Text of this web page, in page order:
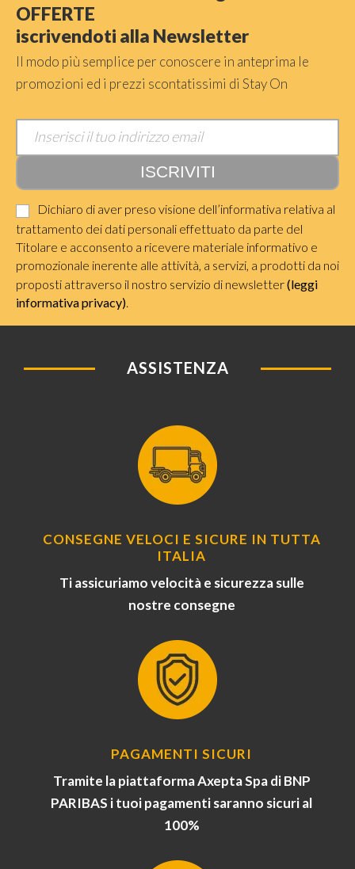
OFFERTE
iscrivendoti alla Newsletter
Il modo più semplice per conoscere in anteprima le
promozioni ed i prezzi scontatissimi di Stay On
Dichiaro di aver preso visione dell’informativa relativa al
trattamento dei dati personali effettuato da parte del
Titolare e acconsento a ricevere materiale informativo e
promozionale inerente alle attività, a servizi, a prodotti da noi
proposti attraverso il nostro servizio di newsletter(leggi
informativa privacy)
ASSISTENZA
CONSEGNE VELOCI E SICURE IN TUTTA
ITALIA
Ti assicuriamo velocità e sicurezza sulle
nostre consegne
PAGAMENTI SICURI
Tramite la piattaforma Axepta Spa di BNP
PARIBAS i tuoi pagamenti saranno sicuri al
100%